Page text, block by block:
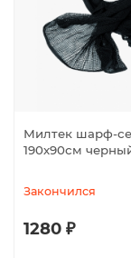
Милтек шарф-
190х90см
Закончился
1280 ₽